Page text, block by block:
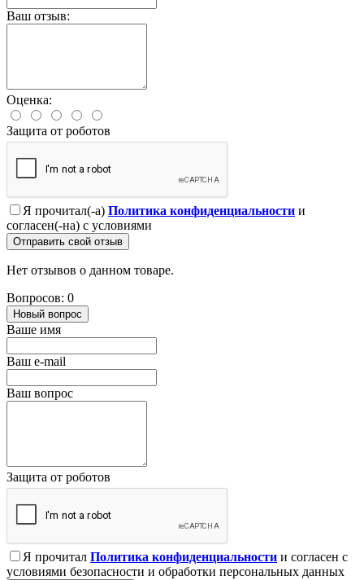
Ваш отзыв:
Оценка:
Защита от роботов
Я прочитал(-а) Политика конфиденциальности и
согласен(-на) с условиями
Отправить свой отзыв
Нет отзывов о данном товаре.
Вопросов: 0
Новый вопрос
Ваше имя
Ваш e-mail
Ваш вопрос
Защита от роботов
Я прочитал Политика конфиденциальности и согласен с
условиями безопасности и обработки персональных данных